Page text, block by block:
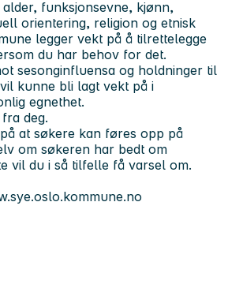
funksjonsevne, kjønn,
orientering, religion og etnisk
legger vekt på å tilrettelegge
du har behov for det.
sesonginfluensa og holdninger til
kunne bli lagt vekt på i
egnethet.
deg.
at søkere kan føres opp på
om søkeren har bedt om
vil du i så tilfelle få varsel om.